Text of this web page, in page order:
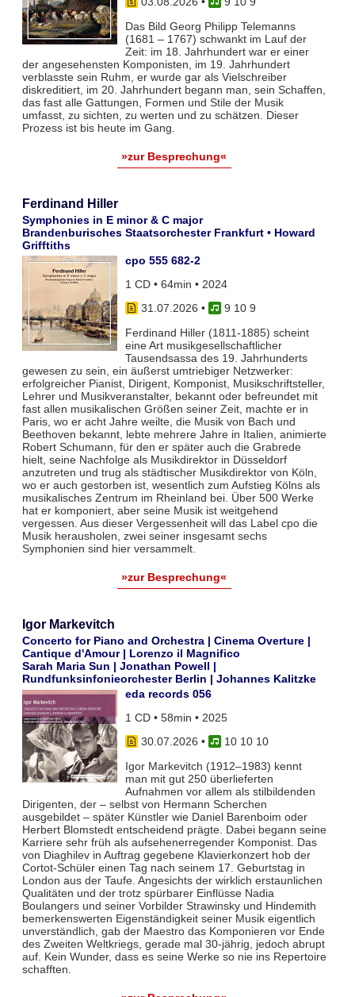
Das Bild Georg Philipp Telemanns
(1681 – 1767) schwankt im Lauf der
Zeit: im 18. Jahrhundert war er einer
der angesehensten Komponisten, im 19. Jahrhundert
verblasste sein Ruhm, er wurde gar als Vielschreiber
diskreditiert, im 20. Jahrhundert begann man, sein Schaffen,
das fast alle Gattungen, Formen und Stile der Musik
umfasst, zu sichten, zu werten und zu schätzen. Dieser
Prozess ist bis heute im Gang.
»zur Besprechung«
Ferdinand Hiller
Symphonies in E minor & C major
Brandenburisches Staatsorchester Frankfurt • Howard
Grifftiths
cpo 555 682-2
1 CD • 64min • 2024
31.07.2026 •
9 10 9
Ferdinand Hiller (1811-1885) scheint
eine Art musikgesellschaftlicher
Tausendsassa des 19. Jahrhunderts
gewesen zu sein, ein äußerst umtriebiger Netzwerker:
erfolgreicher Pianist, Dirigent, Komponist, Musikschriftsteller,
Lehrer und Musikveranstalter, bekannt oder befreundet mit
fast allen musikalischen Größen seiner Zeit, machte er in
Paris, wo er acht Jahre weilte, die Musik von Bach und
Beethoven bekannt, lebte mehrere Jahre in Italien, animierte
Robert Schumann, für den er später auch die Grabrede
hielt, seine Nachfolge als Musikdirektor in Düsseldorf
anzutreten und trug als städtischer Musikdirektor von Köln,
wo er auch gestorben ist, wesentlich zum Aufstieg Kölns als
musikalisches Zentrum im Rheinland bei. Über 500 Werke
hat er komponiert, aber seine Musik ist weitgehend
vergessen. Aus dieser Vergessenheit will das Label cpo die
Musik herausholen, zwei seiner insgesamt sechs
Symphonien sind hier versammelt.
»zur Besprechung«
Igor Markevitch
Concerto for Piano and Orchestra | Cinema Overture |
Cantique d'Amour | Lorenzo il Magnifico
Sarah Maria Sun | Jonathan Powell |
Rundfunksinfonieorchester Berlin | Johannes Kalitzke
eda records 056
1 CD • 58min • 2025
30.07.2026 •
10 10 10
Igor Markevitch (1912–1983) kennt
man mit gut 250 überlieferten
Aufnahmen vor allem als stilbildenden
Dirigenten, der – selbst von Hermann Scherchen
ausgebildet – später Künstler wie Daniel Barenboim oder
Herbert Blomstedt entscheidend prägte. Dabei begann seine
Karriere sehr früh als aufsehenerregender Komponist. Das
von Diaghilev in Auftrag gegebene Klavierkonzert hob der
Cortot-Schüler einen Tag nach seinem 17. Geburtstag in
London aus der Taufe. Angesichts der wirklich erstaunlichen
Qualitäten und der trotz spürbarer Einflüsse Nadia
Boulangers und seiner Vorbilder Strawinsky und Hindemith
bemerkenswerten Eigenständigkeit seiner Musik eigentlich
unverständlich, gab der Maestro das Komponieren vor Ende
des Zweiten Weltkriegs, gerade mal 30-jährig, jedoch abrupt
auf. Kein Wunder, dass es seine Werke so nie ins Repertoire
schafften.